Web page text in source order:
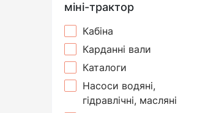
міні-трактор
Кабіна
Карданні вали
Каталоги
Насоси водяні,
гідравлічні, масляні